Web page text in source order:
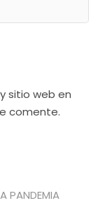
sitio web en
comente.
PANDEMIA